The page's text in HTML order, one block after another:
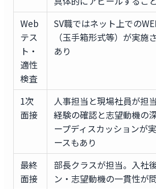
Web
テス
ト・
適性
検査
SV職ではネット上での
（玉手箱形式等）が実施
あり
1次
面接
人事担当と現場社員が担
経験の確認と志望動機の
ープディスカッションが
ースもあり
最終
面接
部長クラスが担当。入社
ン・志望動機の一貫性が